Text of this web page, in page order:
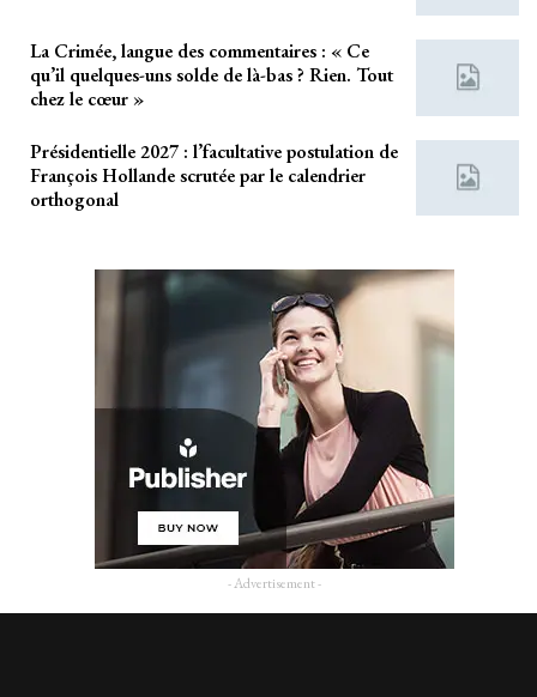
La Crimée, langue des commentaires : « Ce
qu’il quelques-uns solde de là-bas ? Rien. Tout
chez le cœur »
Présidentielle 2027 : l’facultative postulation de
François Hollande scrutée par le calendrier
orthogonal
- Advertisement -